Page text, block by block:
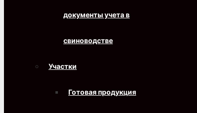
документы учета в
свиноводстве
Участки
Готовая продукция